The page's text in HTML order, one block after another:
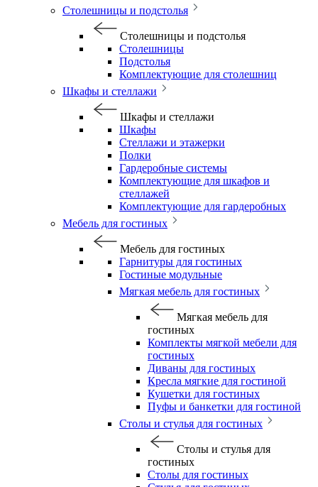
Столешницы и подстолья
Столешницы и подстолья
Столешницы
Подстолья
Комплектующие для столешниц
Шкафы и стеллажи
Шкафы и стеллажи
Шкафы
Стеллажи и этажерки
Полки
Гардеробные системы
Комплектующие для шкафов и
стеллажей
Комплектующие для гардеробных
Мебель для гостиных
Мебель для гостиных
Гарнитуры для гостиных
Гостиные модульные
Мягкая мебель для гостиных
Мягкая мебель для
гостиных
Комплекты мягкой мебели для
гостиных
Диваны для гостиных
Кресла мягкие для гостиной
Кушетки для гостиных
Пуфы и банкетки для гостиной
Столы и стулья для гостиных
Столы и стулья для
гостиных
Столы для гостиных